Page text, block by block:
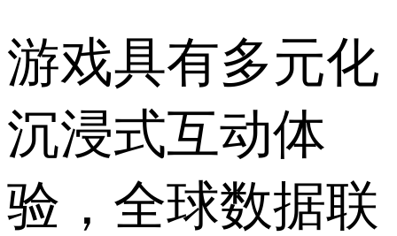
游戏具有多元化
沉浸式互动体
验，全球数据联